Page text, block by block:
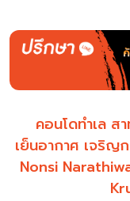
คอนโดทำเล ส
เย็นอากาศ เจริญ
Nonsi